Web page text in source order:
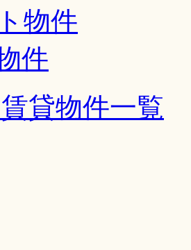
物件
件
貸物件一覧